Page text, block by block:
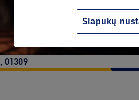
, 01309
Slapukų